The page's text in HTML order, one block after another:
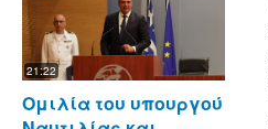
21:22
Ομιλία του υπουργού